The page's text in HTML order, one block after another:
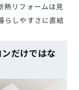
熱リフォームは見
らしやすさに直結
だけではな